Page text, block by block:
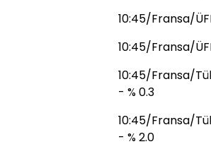
10:45/Fransa/
10:45/Fransa/
10:45/Fransa/
- % 0.3
10:45/Fransa/
- % 2.0